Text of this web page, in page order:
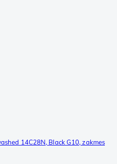
14C28N, Black G10, zakmes